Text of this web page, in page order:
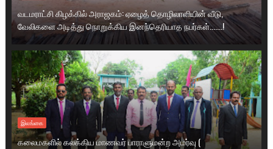
வடமராட்சி கிழக்கில் அராஜகம்: ஏழைத் தொழிலாளியின் வீடு,
வேலிகளை அடித்து நொறுக்கிய இனந்தெரியாத நபர்கள்.......!
இலங்கை
கலைமகளில் கலக்கிய மாணவர் பாராளுமன்ற அமர்வு (